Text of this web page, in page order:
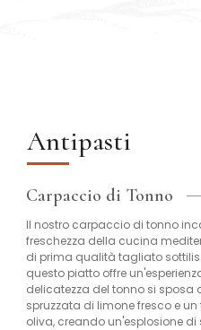
Antipasti
Carpaccio di Tonno
Il nostro carpaccio di tonno
freschezza della cucina
di prima qualità tagliato
questo piatto offre
delicatezza del tonno si
spruzzata di limone fresco e
oliva, creando un'esplosione